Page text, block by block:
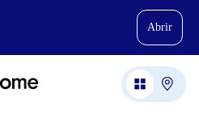
Abrir